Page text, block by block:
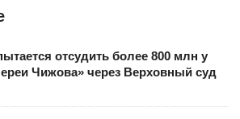
отсудить более 800 млн у
Чижова» через Верховный суд